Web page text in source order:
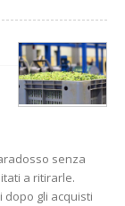
senza
a ritirarle.
dopo gli acquisti